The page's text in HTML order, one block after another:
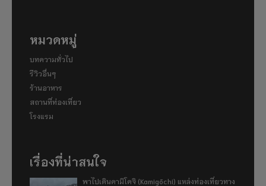
หมวดหมู่
บทความทั่วไป
รีวิวอื่นๆ
ร้านอาหาร
สถานที่ท่องเที่ยว
โรงแรม
เรื่องที่น่าสนใจ
พาไปเดินคามิโคจิ (Kamigōchi) แหล่งท่องเที่ยวทาง